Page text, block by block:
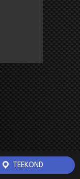
TEEKOND